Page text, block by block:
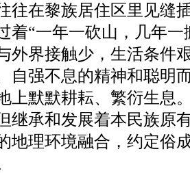
往在黎族居住区里见缝
着“一年一砍山，几年
外界接触少，生活条件
自强不息的精神和聪明
上默默耕耘、繁衍生息
继承和发展着本民族原
地理环境融合，约定俗